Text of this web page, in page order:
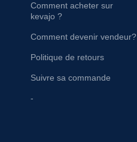
Comment acheter sur
kevajo ?
Comment devenir vendeur?
Politique de retours
Suivre sa commande
-